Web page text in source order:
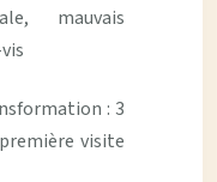
mauvais
: 3
visite